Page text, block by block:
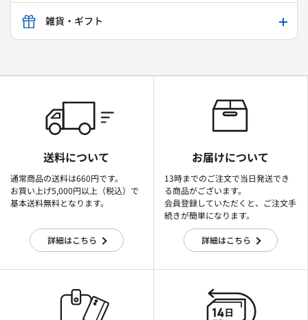
雑貨・ギフト
送料について
通常商品の送料は660円です。
お買い上げ5,000円以上（税込）で
基本送料無料となります。
詳細はこちら
お届けについて
13時までのご注文で当日発送でき
る商品がございます。
会員登録していただくと、ご注文手
続きが簡単になります。
詳細はこちら